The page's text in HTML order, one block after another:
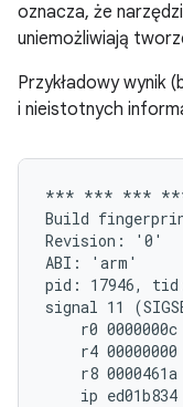
oznacza, że
uniemożliwiają
Przykładowy wynik
i nieistotnych
*** *** ***
Build
Revision: '0'
ABI: 'arm'
pid: 17946, tid:
signal 11
r0
r4
r8
ip